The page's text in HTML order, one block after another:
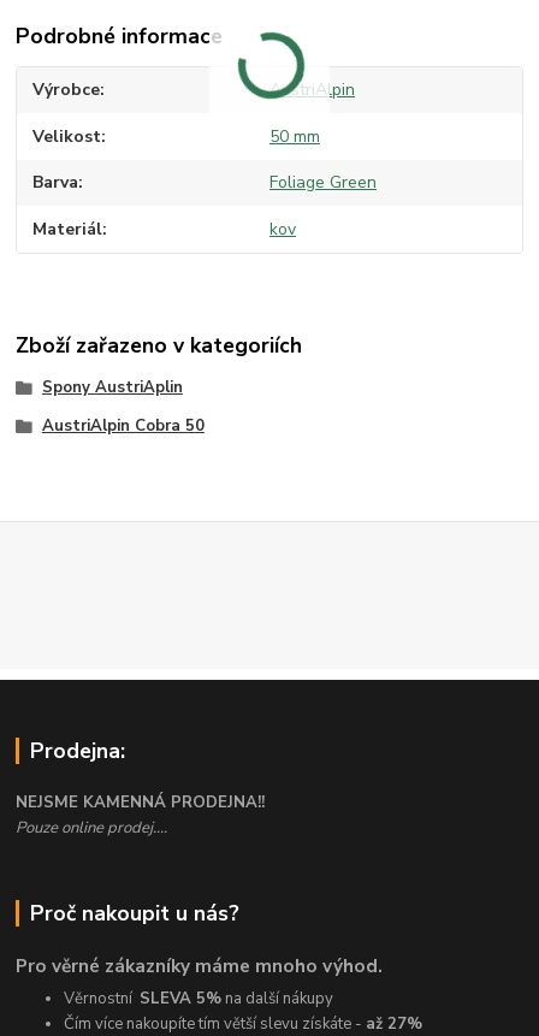
Podrobné informace
Výrobce AustriAlpin
Velikost 50 mm
Barva Foliage Green
Materiál kov
Zboží zařazeno v kategoriích
Spony AustriAplin
AustriAlpin Cobra 50
Prodejna:
NEJSME KAMENNÁ PRODEJNA!!
Pouze online prodej....
Proč nakoupit u nás?
Pro věrné zákazníky máme mnoho výhod.
Věrnostní SLEVA 5% na další nákupy
Čím více nakoupíte tím větší slevu získáte - až 27%